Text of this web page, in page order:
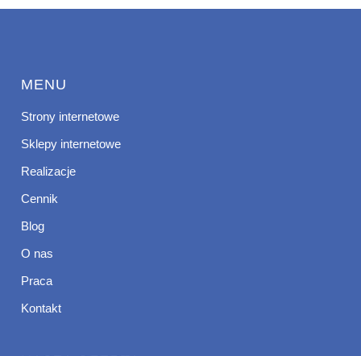
MENU
Strony internetowe
Sklepy internetowe
Realizacje
Cennik
Blog
O nas
Praca
Kontakt